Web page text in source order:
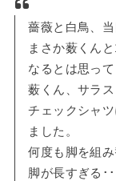
薔薇と白鳥、
まさか薮くん
なるとは思っ
薮くん、サラ
チェックシャ
ました。
何度も脚を組み
脚が長すぎる･･